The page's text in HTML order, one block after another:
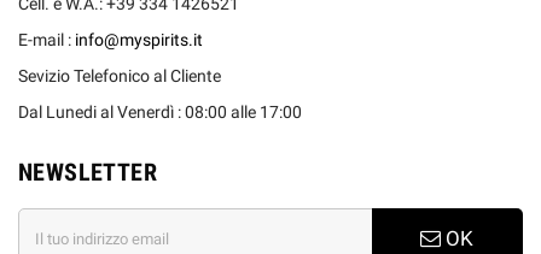
Cell. e W.A.: +39 334 1426521
E-mail : info@myspirits.it
Sevizio Telefonico al Cliente
Dal Lunedi al Venerdì : 08:00 alle 17:00
NEWSLETTER
OK